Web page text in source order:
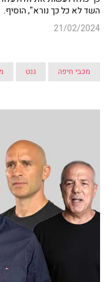
השד לא כל כך נורא", הוסיף.
21/02/2024
מכבי חיפה גנט